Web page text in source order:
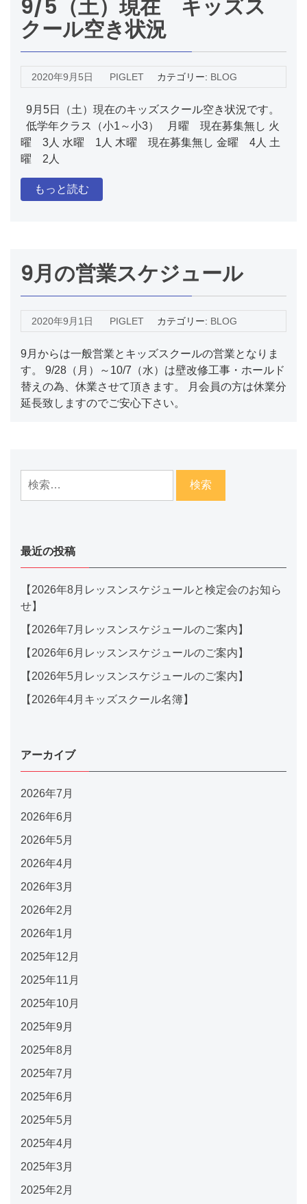
9/5（土）現在 キッズス
クール空き状況
2020年9月5日 PIGLET カテゴリー: BLOG
9月5日（土）現在のキッズスクール空き状況です。
低学年クラス（小1～小3） 月曜 現在募集無し 火
曜 3人 水曜 1人 木曜 現在募集無し 金曜 4人 土
曜 2人
もっと読む
9月の営業スケジュール
2020年9月1日 PIGLET カテゴリー: BLOG
9月からは一般営業とキッズスクールの営業となりま
す。 9/28（月）～10/7（水）は壁改修工事・ホールド
替えの為、休業させて頂きます。 月会員の方は休業分
延長致しますのでご安心下さい。
検
索:
最近の投稿
【2026年8月レッスンスケジュールと検定会のお知ら
せ】
【2026年7月レッスンスケジュールのご案内】
【2026年6月レッスンスケジュールのご案内】
【2026年5月レッスンスケジュールのご案内】
【2026年4月キッズスクール名簿】
アーカイブ
2026年7月
2026年6月
2026年5月
2026年4月
2026年3月
2026年2月
2026年1月
2025年12月
2025年11月
2025年10月
2025年9月
2025年8月
2025年7月
2025年6月
2025年5月
2025年4月
2025年3月
2025年2月